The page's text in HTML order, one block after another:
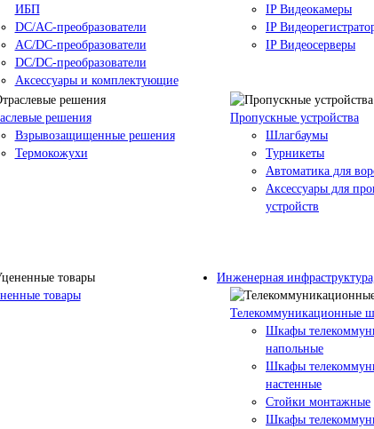
ИБП
DC/AC-преобразователи
AC/DC-преобразователи
DC/DC-преобразователи
Аксессуары и комплектующие
IP Видеокамеры
IP
IP Видеосерверы
решения
Взрывозащищенные решения
Термокожухи
Пропускные устройства
Шлагбаумы
Турникеты
Автоматика для
Аксессуары для
устройств
товары
Инженерная
Телекоммуникационные
Шкафы
напольные
Шкафы
настенные
Стойки монтажные
Шкафы